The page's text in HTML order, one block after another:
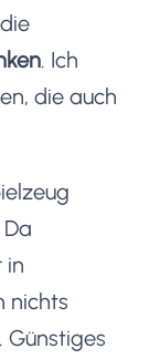
. Ich
die auch
in
nichts